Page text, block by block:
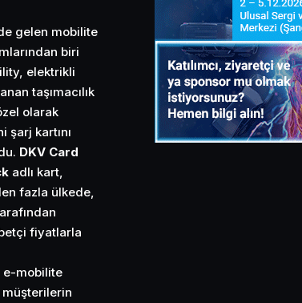
gelen mobilite
biri
elektrikli
taşımacılık
olarak
şarj kartını
DKV Card
adlı kart,
fazla ülkede,
fiyatlarla
e-mobilite
müşterilerin